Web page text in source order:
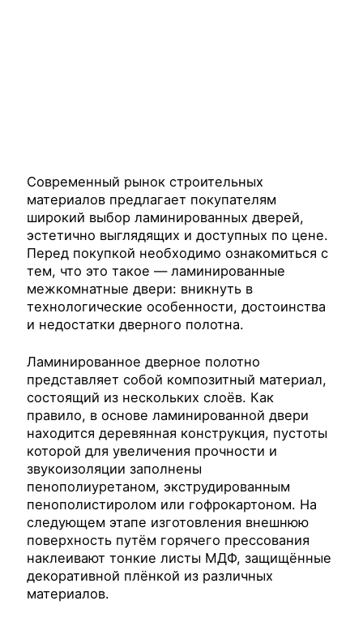
Современный рынок строительных
материалов предлагает покупателям
широкий выбор ламинированных дверей,
эстетично выглядящих и доступных по цене.
Перед покупкой необходимо ознакомиться с
тем, что это такое — ламинированные
межкомнатные двери: вникнуть в
технологические особенности, достоинства
и недостатки дверного полотна.
Ламинированное дверное полотно
представляет собой композитный материал,
состоящий из нескольких слоёв. Как
правило, в основе ламинированной двери
находится деревянная конструкция, пустоты
которой для увеличения прочности и
звукоизоляции заполнены
пенополиуретаном, экструдированным
пенополистиролом или гофрокартоном. На
следующем этапе изготовления внешнюю
поверхность путём горячего прессования
наклеивают тонкие листы МДФ, защищённые
декоративной плёнкой из различных
материалов.